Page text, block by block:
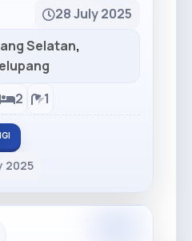
28 July 2025
Selatan,
2 1
2025